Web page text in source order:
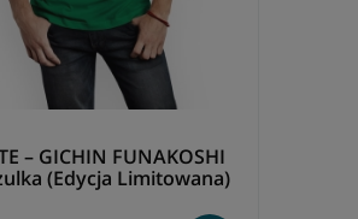
– GICHIN FUNAKOSHI
(Edycja Limitowana)